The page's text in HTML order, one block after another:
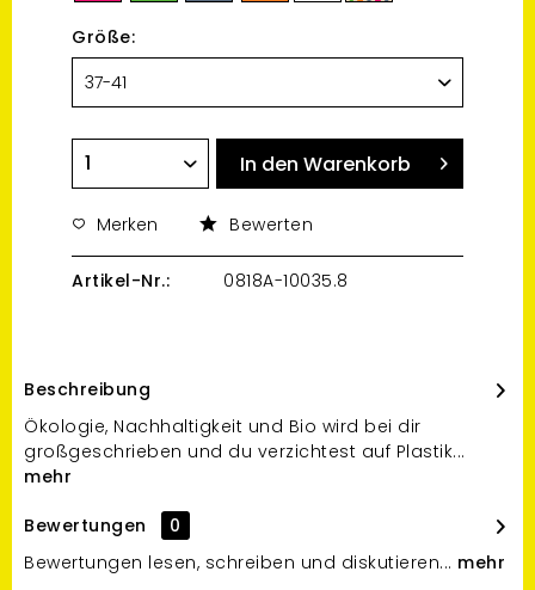
Größe:
In den Warenkorb
Merken Bewerten
Artikel-Nr.: 0818A-10035.8
Beschreibung
Ökologie, Nachhaltigkeit und Bio wird bei dir
großgeschrieben und du verzichtest auf Plastik...
mehr
Bewertungen
0
Bewertungen lesen, schreiben und diskutieren... mehr